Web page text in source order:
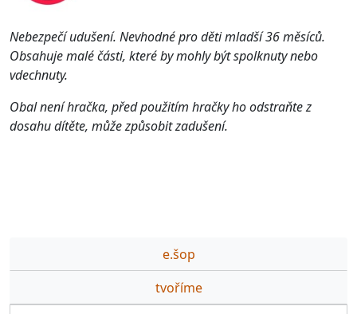
Nebezpečí udušení. Nevhodné pro děti mladší 36 měsíců.
Obsahuje malé části, které by mohly být spolknuty nebo
vdechnuty.
Obal není hračka, před použitím hračky ho odstraňte z
dosahu dítěte, může způsobit zadušení.
e.šop
tvoříme